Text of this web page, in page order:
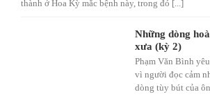
thành ở Hoa Kỳ mắc bệnh này, trong đó [...]
Những dòng
xưa (kỳ 2)
Phạm Văn Bình
vì người đọc cảm
dòng tùy bút của